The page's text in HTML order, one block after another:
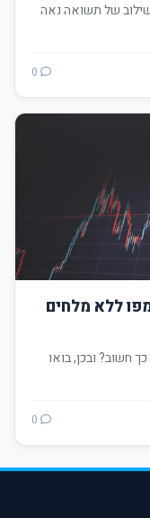
של תשואה נאה
ללא מלחים
חשוב? ובכן, בואו